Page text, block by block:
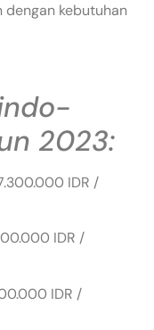
kebutuhan
2023:
IDR /
IDR /
IDR /